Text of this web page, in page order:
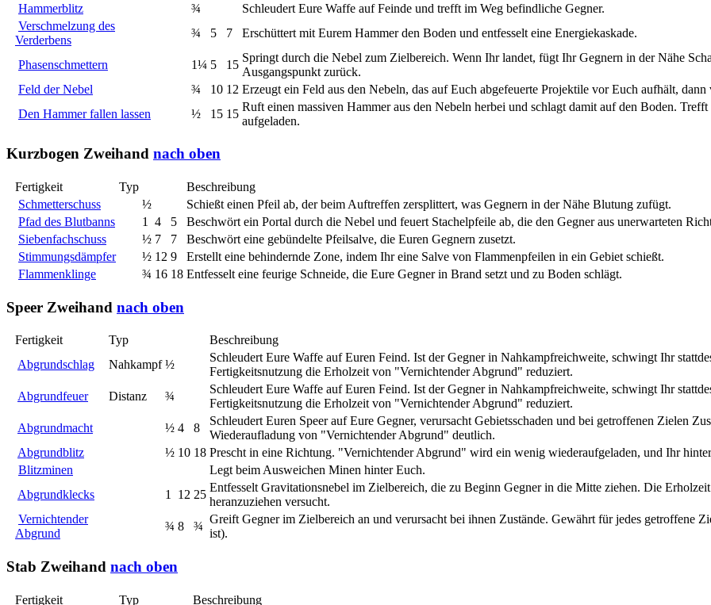
Hammerblitz
¾
Schleudert Eure Waffe auf Feinde und trefft im Weg befindliche Gegner.
Verschmelzung des
Verderbens
¾ 5 7 Erschüttert mit Eurem Hammer den Boden und entfesselt eine Energiekaskade.
Phasenschmettern 1¼ 5 15
Springt durch die Nebel zum Zielbereich. Wenn Ihr landet, fügt Ihr Gegnern in der Nähe
Ausgangspunkt zurück.
Feld der Nebel
¾ 10 12 Erzeugt ein Feld aus den Nebeln, das auf Euch abgefeuerte Projektile vor Euch aufhält,
Den Hammer fallen lassen
½ 15 15
Ruft einen massiven Hammer aus den Nebeln herbei und schlagt damit auf den Boden.
aufgeladen.
Kurzbogen Zweihand nach oben
Fertigkeit Typ
Beschreibung
Schmetterschuss
½
Schießt einen Pfeil ab, der beim Auftreffen zersplittert, was Gegnern in der Nähe Blutung zufügt.
Pfad des Blutbanns
1 4 5
Beschwört ein Portal durch die Nebel und feuert Stachelpfeile ab, die den Gegner aus unerwarteten
Siebenfachschuss
½ 7 7
Beschwört eine gebündelte Pfeilsalve, die Euren Gegnern zusetzt.
Stimmungsdämpfer
½ 12 9
Erstellt eine behindernde Zone, indem Ihr eine Salve von Flammenpfeilen in ein Gebiet schießt.
Flammenklinge
¾ 16 18 Entfesselt eine feurige Schneide, die Eure Gegner in Brand setzt und zu Boden schlägt.
Speer Zweihand nach oben
Fertigkeit Typ
Beschreibung
Abgrundschlag
Nahkampf ½
Schleudert Eure Waffe auf Euren Feind. Ist der Gegner in Nahkampfreichweite, schwingt Ihr
Fertigkeitsnutzung die Erholzeit von "Vernichtender Abgrund" reduziert.
Abgrundfeuer
Distanz ¾
Schleudert Eure Waffe auf Euren Feind. Ist der Gegner in Nahkampfreichweite, schwingt Ihr
Fertigkeitsnutzung die Erholzeit von "Vernichtender Abgrund" reduziert.
Abgrundmacht
½ 4 8
Schleudert Euren Speer auf Eure Gegner, verursacht Gebietsschaden und bei getroffenen Zielen
Wiederaufladung von "Vernichtender Abgrund" deutlich.
Abgrundblitz
½ 10 18 Prescht in eine Richtung. "Vernichtender Abgrund" wird ein wenig wiederaufgeladen, und Ihr
Blitzminen
Legt beim Ausweichen Minen hinter Euch.
Abgrundklecks
1 12 25
Entfesselt Gravitationsnebel im Zielbereich, die zu Beginn Gegner in die Mitte ziehen. Die
heranzuziehen versucht.
Vernichtender
Abgrund
¾ 8 ¾
Greift Gegner im Zielbereich an und verursacht bei ihnen Zustände. Gewährt für jedes getroffene
ist).
Stab Zweihand nach oben
Fertigkeit Typ Beschreibung